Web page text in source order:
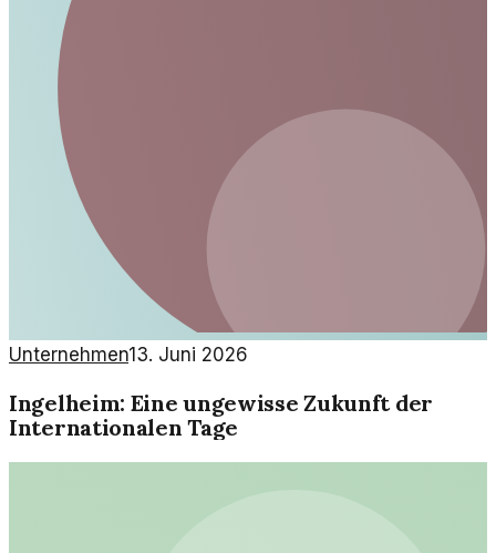
Unternehmen13. Juni 2026
Ingelheim: Eine ungewisse Zukunft der
Internationalen Tage